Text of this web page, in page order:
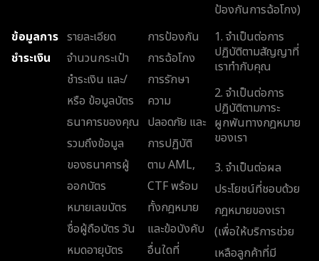
ป้องกันการฉ้อโกง)
ข้อมูลการ
ชำระเงิน
รายละเอียด
จำนวนกระเป๋า
ชำระเงิน และ/
หรือ ข้อมูลบัตร
ธนาคารของคุณ
รวมถึงข้อมูล
ของธนาคารผู้
ออกบัตร
หมายเลขบัตร
ชื่อผู้ถือบัตร วัน
หมดอายุบัตร
การป้องกัน
การฉ้อโกง
การรักษา
ความ
ปลอดภัย และ
การปฏิบัติ
ตาม AML,
CTF พร้อม
ทั้งกฎหมาย
และข้อบังคับ
อื่นใดที่
1. จำเป็นต่อการ
ปฏิบัติตามสัญญาที่
เราทำกับคุณ
2. จำเป็นต่อการ
ปฏิบัติตามภาระ
ผูกพันทางกฎหมาย
ของเรา
3. จำเป็นต่อผล
ประโยชน์ที่ชอบด้วย
กฎหมายของเรา
(เพื่อให้บริการช่วย
เหลือลูกค้าที่มี